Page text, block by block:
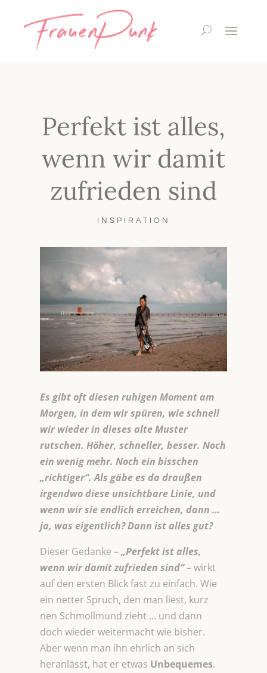
Perfekt ist alles,
wenn wir damit
zufrieden sind
INSPIRATION
Es gibt oft diesen ruhigen Moment am
Morgen, in dem wir spüren, wie schnell
wir wieder in dieses alte Muster
rutschen. Höher, schneller, besser. Noch
ein wenig mehr. Noch ein bisschen
„richtiger“. Als gäbe es da draußen
irgendwo diese unsichtbare Linie, und
wenn wir sie endlich erreichen, dann …
ja, was eigentlich? Dann ist alles gut?
Dieser Gedanke –„Perfekt ist alles,
wenn wir damit zufrieden sind“– wirkt
auf den ersten Blick fast zu einfach. Wie
ein netter Spruch, den man liest, kurz
nen Schmollmund zieht … und dann
doch wieder weitermacht wie bisher.
Aber wenn man ihn ehrlich an sich
heranlässt, hat er etwas Unbequemes.